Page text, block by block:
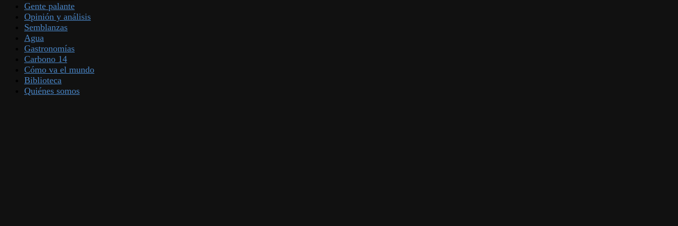
Gente palante
Opinión y análisis
Semblanzas
Agua
Gastronomías
Carbono 14
Cómo va el mundo
Biblioteca
Quiénes somos